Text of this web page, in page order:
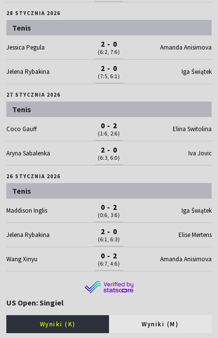
28 STYCZNIA 2026
Tenis
Jessica Pegula 2 - 0
(6:2, 7:6)
Amanda Anisimova
Jelena Rybakina 2 - 0
(7:5, 6:1)
Iga Świątek
27 STYCZNIA 2026
Tenis
Coco Gauff 0 - 2
(1:6, 2:6)
Elina Switolina
Aryna Sabalenka 2 - 0
(6:3, 6:0)
Iva Jovic
26 STYCZNIA 2026
Tenis
Maddison Inglis 0 - 2
(0:6, 3:6)
Iga Świątek
Jelena Rybakina 2 - 0
(6:1, 6:3)
Elise Mertens
Wang Xinyu 0 - 2
(6:7, 4:6)
Amanda Anisimova
US Open: Singiel
Wyniki (K) Wyniki (M)